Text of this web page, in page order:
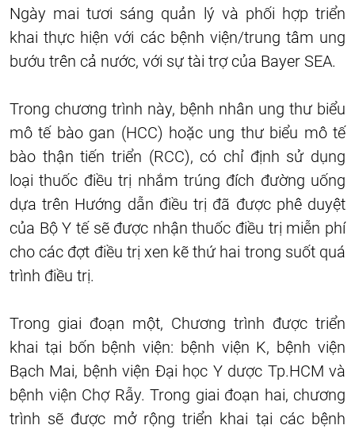
Ngày mai tươi sáng quản lý và phối hợp triển
khai thực hiện với các bệnh viện/trung tâm ung
bướu trên cả nước, với sự tài trợ của Bayer SEA.
Trong chương trình này, bệnh nhân ung thư biểu
mô tế bào gan (HCC) hoặc ung thư biểu mô tế
bào thận tiến triển (RCC), có chỉ định sử dụng
loại thuốc điều trị nhắm trúng đích đường uống
dựa trên Hướng dẫn điều trị đã được phê duyệt
của Bộ Y tế sẽ được nhận thuốc điều trị miễn phí
cho các đợt điều trị xen kẽ thứ hai trong suốt quá
trình điều trị.
Trong giai đoạn một, Chương trình được triển
khai tại bốn bệnh viện: bệnh viện K, bệnh viện
Bạch Mai, bệnh viện Đại học Y dược Tp.HCM và
bệnh viện Chợ Rẫy. Trong giai đoạn hai, chương
trình sẽ được mở rộng triển khai tại các bệnh